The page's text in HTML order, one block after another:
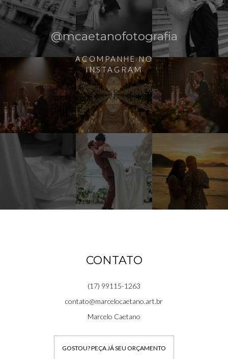
@mcaetanofotografia
ACOMPANHE NO
INSTAGRAM
CONTATO
(17) 99115-1263
contato@marcelocaetano.art.br
Marcelo Caetano
GOSTOU? PEÇA JÁ SEU ORÇAMENTO